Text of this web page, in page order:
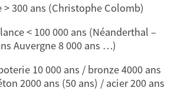
ans (Christophe Colomb)
< 100 000 ans (Néanderthal –
Auvergne 8 000 ans …)
10 000 ans / bronze 4000 ans
2000 ans (50 ans) / acier 200 ans